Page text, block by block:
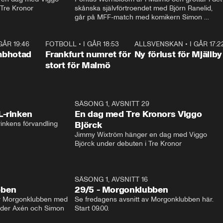
Kronor
skånska självförtroendet med Björn Ranelid,
går på MFF-match med komikern Simon
19:46 FOTBOLL• I GÅR 18:53
Frankfurt numret för
stort för Malmö
0:37
ALLSVENSKAN • I GÅR
Ny förlust för Mjällby
1:04
rinken
förvandling
SÄSONG 1, AVSNITT 29
En dag med Tre Kronors Viggo
Björck
Jimmy Wixtröm hänger en dag med Viggo
Björck under debuten i Tre Kronor
med
Axén och Simon
SÄSONG 1, AVSNITT 16
29/5 - Morgonklubben
Se fredagens avsnitt av Morgonklubben här.